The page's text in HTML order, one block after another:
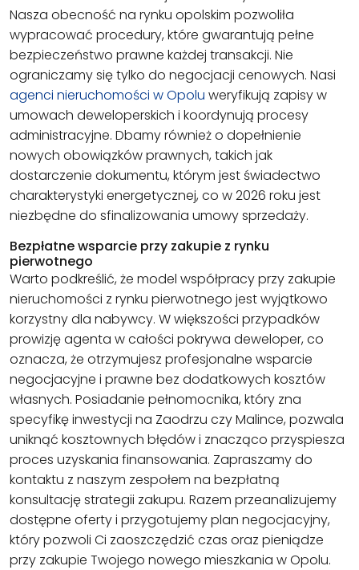
Nasza obecność na rynku opolskim pozwoliła
wypracować procedury, które gwarantują pełne
bezpieczeństwo prawne każdej transakcji. Nie
ograniczamy się tylko do negocjacji cenowych. Nasi
agenci nieruchomości w Opolu weryfikują zapisy w
umowach deweloperskich i koordynują procesy
administracyjne. Dbamy również o dopełnienie
nowych obowiązków prawnych, takich jak
dostarczenie dokumentu, którym jest świadectwo
charakterystyki energetycznej, co w 2026 roku jest
niezbędne do sfinalizowania umowy sprzedaży.
Bezpłatne wsparcie przy zakupie z rynku
pierwotnego
Warto podkreślić, że model współpracy przy zakupie
nieruchomości z rynku pierwotnego jest wyjątkowo
korzystny dla nabywcy. W większości przypadków
prowizję agenta w całości pokrywa deweloper, co
oznacza, że otrzymujesz profesjonalne wsparcie
negocjacyjne i prawne bez dodatkowych kosztów
własnych. Posiadanie pełnomocnika, który zna
specyfikę inwestycji na Zaodrzu czy Malince, pozwala
uniknąć kosztownych błędów i znacząco przyspiesza
proces uzyskania finansowania. Zapraszamy do
kontaktu z naszym zespołem na bezpłatną
konsultację strategii zakupu. Razem przeanalizujemy
dostępne oferty i przygotujemy plan negocjacyjny,
który pozwoli Ci zaoszczędzić czas oraz pieniądze
przy zakupie Twojego nowego mieszkania w Opolu.